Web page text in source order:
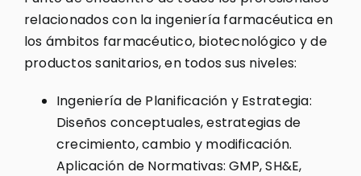
relacionados con la ingeniería farmacéutica en
los ámbitos farmacéutico, biotecnológico y de
productos sanitarios, en todos sus niveles:
Ingeniería de Planificación y Estrategia:
Diseños conceptuales, estrategias de
crecimiento, cambio y modificación.
Aplicación de Normativas: GMP, SH&E,